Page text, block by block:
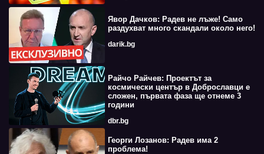
Явор Дачков: Радев не лъже! Само
раздухват много скандали около него!
darik.bg
Райчо Райчев: Проектът за
космически център в Доброславци е
сложен, първата фаза ще отнеме 3
години
dbr.bg
Георги Лозанов: Радев има 2
проблема!